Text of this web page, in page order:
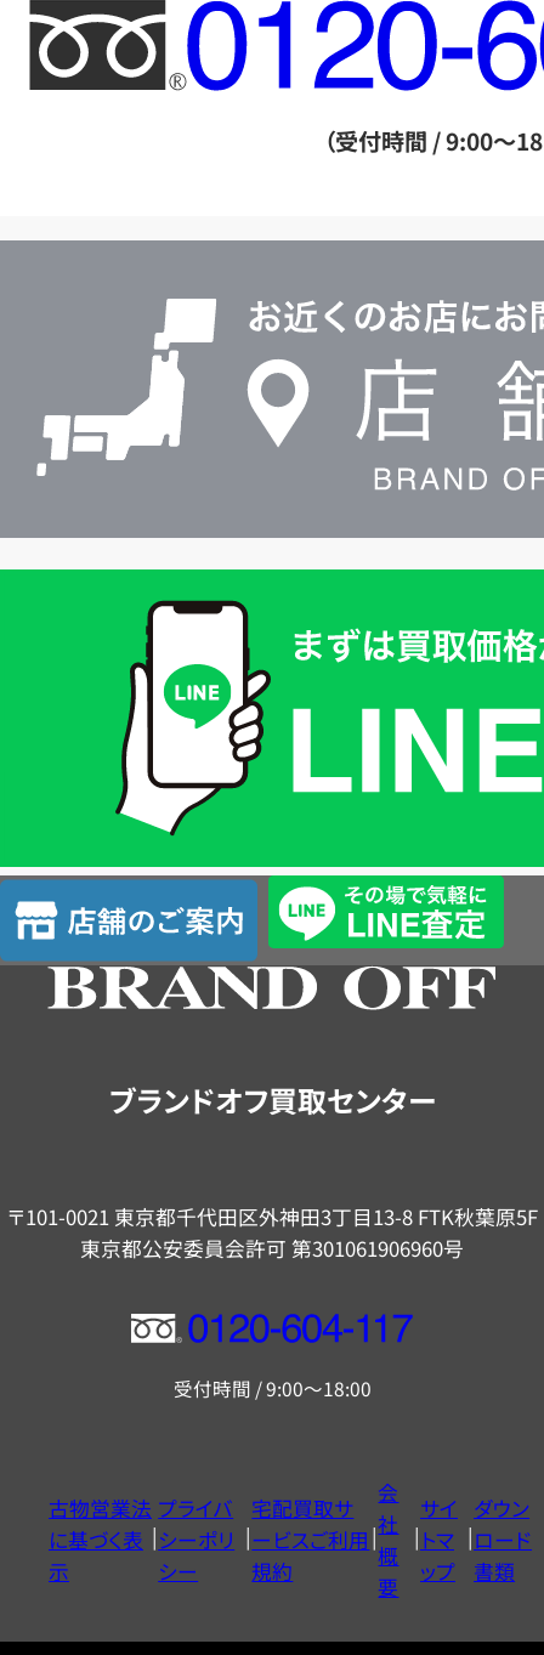
フ
リ
ー
ル
（受付時間 / 9:00～
査
定
店
舗
の
ブランドオフ買取センター
〒101-0021 東京都千代田区外神田3丁目13-8 FTK秋葉原5F
東京都公安委員会許可 第301061906960号
フ
ー
ヤ
ル
0120604117
受付時間 / 9:00～18:00
古物営業法
に基づく表
示
プライバ
シーポリ
シー
宅配買取サ
ービスご利用
規約
会
社
概
要
サイ
トマ
ップ
ダウン
ロード
書類